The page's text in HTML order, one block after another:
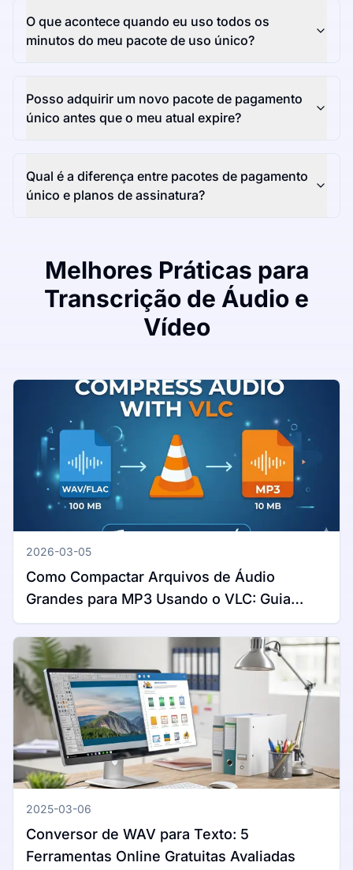
O que acontece quando eu uso todos os
minutos do meu pacote de uso único?
Posso adquirir um novo pacote de pagamento
único antes que o meu atual expire?
Qual é a diferença entre pacotes de pagamento
único e planos de assinatura?
Melhores Práticas para
Transcrição de Áudio e
Vídeo
2026-03-05
Como Compactar Arquivos de Áudio
Grandes para MP3 Usando o VLC: Guia
Completo para Windows e Mac
2025-03-06
Conversor de WAV para Texto: 5
Ferramentas Online Gratuitas Avaliadas